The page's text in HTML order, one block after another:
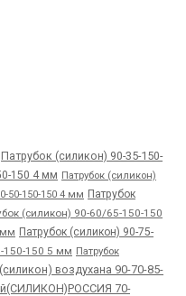
Патрубок (силикон) 90-35-150-
150 4 мм Патрубок (силикон)
50-150-150 4 мм Патрубок
(силикон) 90-60/65-150-150
мм Патрубок (силикон) 90-75-
150-150 5 мм Патрубок
воздухана 90-70-85-
70-